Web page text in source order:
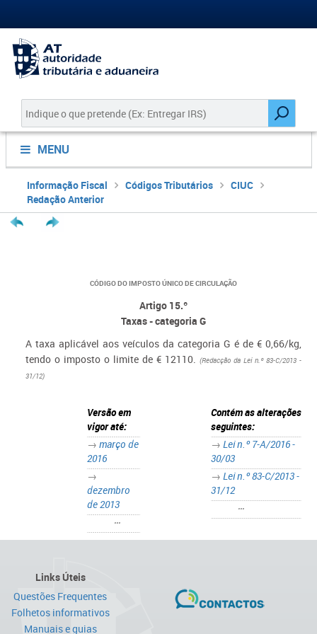
MENU
Informação Fiscal Códigos Tributários
CIUC
Redação Anterior
CÓDIGO DO IMPOSTO ÚNICO DE CIRCULAÇÃO
Artigo 15.º
Taxas - categoria G
A taxa aplicável aos veículos da categoria G é de € 0,66/kg,
tendo o imposto o limite de € 12110. (Redacção da Lei n.º 83-C/2013 -
31/12)
Versão em
vigor até:
→ março de
2016
→
dezembro
de 2013
•••
Contém as alterações
seguintes:
→ Lei n.º 7-A/2016 -
30/03
→ Lei n.º 83-C/2013 -
31/12
•••
Links Úteis
Questões Frequentes
Folhetos informativos
Manuais e guias